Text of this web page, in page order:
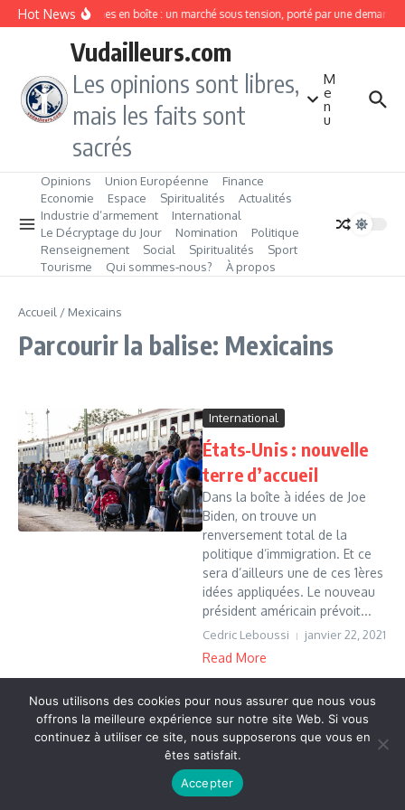
Aller au contenu
Hot NewsSardines en boîte : un marché sous tension, porté par une demande
Vudailleurs.com
Les opinions sont libres,
mais les faits sont
sacrés
M
e
n
u
Opinions Union Européenne
Finance
Economie
Espace Spiritualités
Actualités
Industrie d’armement
International
Le Décryptage du Jour
Nomination
Politique
Renseignement
Social Spiritualités
Sport
Tourisme
Qui sommes‑nous? À propos
Accueil / Mexicains
Parcourir la balise: Mexicains
International
États-Unis : nouvelle
terre d’accueil
Dans la boîte à idées de Joe
Biden, on trouve un
renversement total de la
politique d’immigration. Et ce
sera d’ailleurs une de ces 1ères
idées appliquées. Le nouveau
président américain prévoit...
Cedric Leboussi janvier 22, 2021
Read More
Copyright © 2026 Vudailleurs.com | Réalisé par Magazine
d'actualités X
Nous utilisons des cookies pour nous assurer que nous vous
offrons la meilleure expérience sur notre site Web. Si vous
continuez à utiliser ce site, nous supposerons que vous en
êtes satisfait.
Accepter